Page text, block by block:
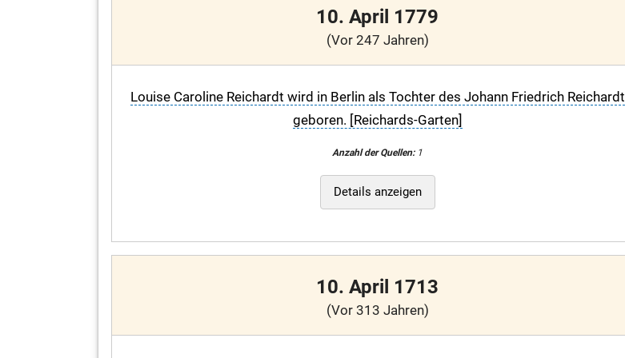
10. April 1779
(Vor 247 Jahren)
Louise Caroline Reichardt wird in Berlin als Tochter des Johann Friedrich Reichardt
geboren. [Reichards-Garten]
Anzahl der Quellen:1
Details anzeigen
10. April 1713
(Vor 313 Jahren)